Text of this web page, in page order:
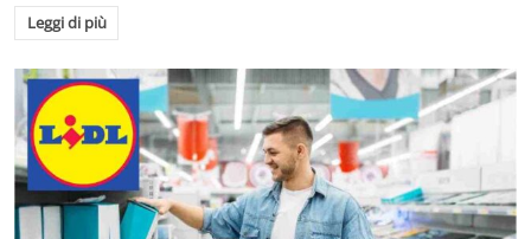
Leggi di più